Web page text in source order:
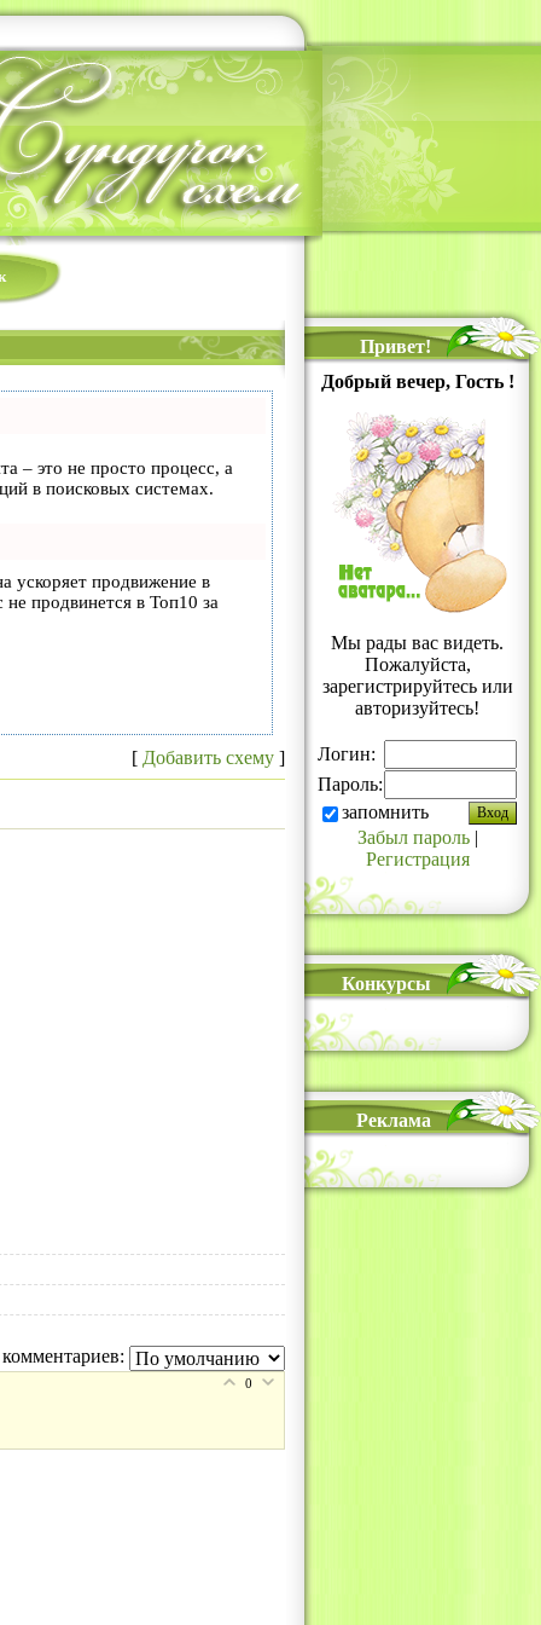
– это не просто процесс, а
в поисковых системах.
ускоряет продвижение в
продвинется в Топ10 за
[ Добавить схему ]
0
Привет!
Добрый вечер, Гость !
Мы рады вас видеть.
Пожалуйста,
зарегистрируйтесь или
авторизуйтесь!
Логин:
Пароль:
запомнить
Забыл пароль|
Регистрация
Конкурсы
Реклама